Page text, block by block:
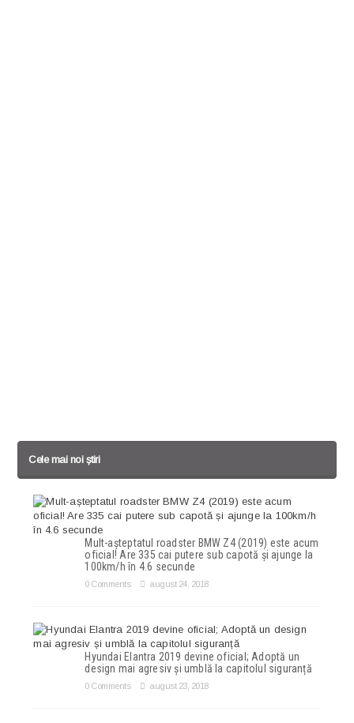
Cele mai noi știri
Mult-așteptatul roadster BMW Z4 (2019) este acum
oficial! Are 335 cai putere sub capotă și ajunge la
100km/h în 4.6 secunde
0 Comments august 24, 2018
Hyundai Elantra 2019 devine oficial; Adoptă un
design mai agresiv și umblă la capitolul siguranță
0 Comments august 23, 2018